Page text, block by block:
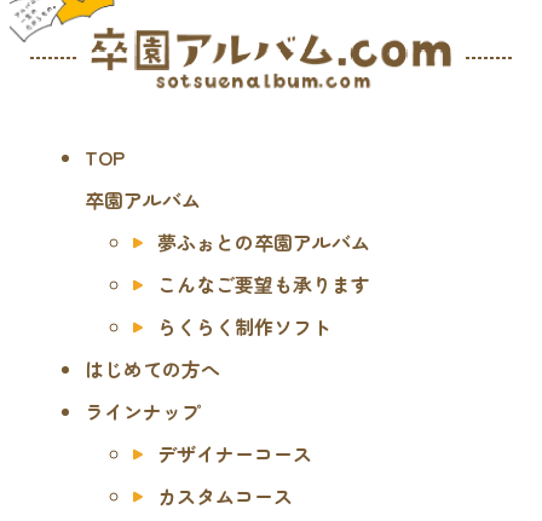
TOP
卒園アルバム
夢ふぉとの卒園アルバム
こんなご要望も承ります
らくらく制作ソフト
はじめての方へ
ラインナップ
デザイナーコース
カスタムコース